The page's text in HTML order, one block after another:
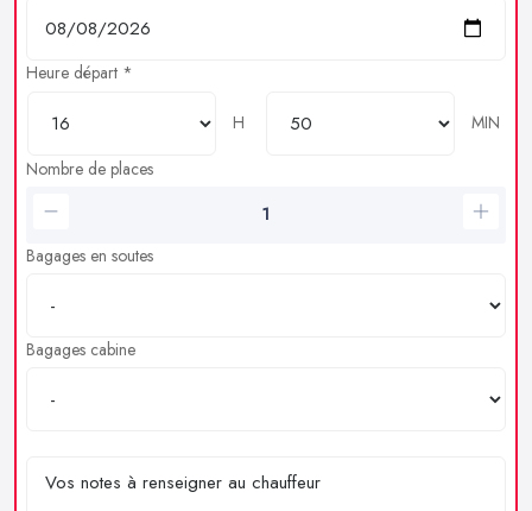
Heure départ *
H
MIN
Nombre de places
Bagages en soutes
Bagages cabine